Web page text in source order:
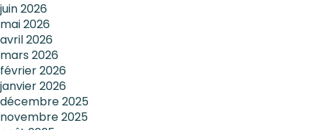
juin 2026
mai 2026
avril 2026
mars 2026
février 2026
janvier 2026
décembre 2025
novembre 2025